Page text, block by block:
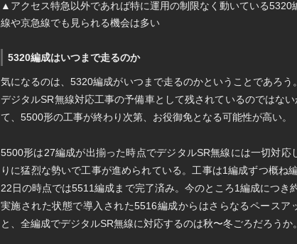
▲アクセス特急以外であれば特に運用の制限なく動いている5320
線や京急線でも見られる機会は多い
5320編成はいつまで走るのか
気になるのは、5320編成がいつまで走るのかということであろ
デジタルSR無線対応工事の予備車として残されているのではな
て、5500形の工事が終わり次第、お役御免となる可能性が高い。
5500形は27編成が出揃った時点でデジタルSR無線には一切対応
りに猛烈な勢いで工事が進められている。工事は1編成ずつ概ね
22日の時点では5511編成まで完了済み。今のところ1編成につき
実施された状態で導入された5516編成からはさらなるペースア
と、全編成でデジタルSR無線に対応するのは秋〜冬ごろだろうか。